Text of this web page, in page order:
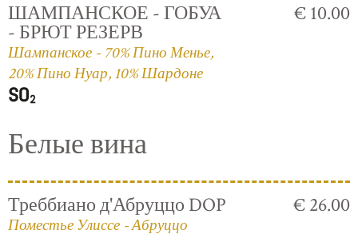
ШАМПАНСКОЕ - ГОБУА
- БРЮТ РЕЗЕРВ
Шампанское - 70% Пино Менье,
20% Пино Нуар, 10% Шардоне
€ 10.00
Белые вина
Треббиано д'Абруццо DOP
Поместье Улиссе - Абруццо
€ 26.00